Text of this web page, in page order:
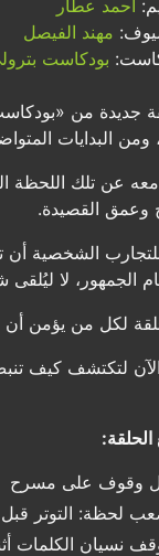
أحمد عطار
مهند الفيصل
بودكاست
جديدة من
ومن البدايات
عن تلك اللحظة
وعمق القصيدة.
الشخصية أن
الجمهور، لا
لكل من يؤمن
لتكتشف كيف
وقوف على مسرح
لحظة: التوتر
نسيان الكلمات